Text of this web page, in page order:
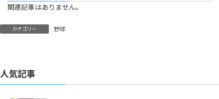
関連記事はありません。
カテゴリー 野球
人気記事